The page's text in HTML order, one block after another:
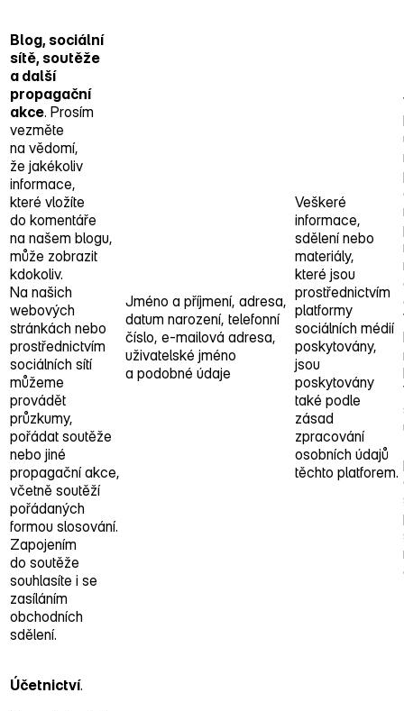
Blog, sociální
sítě, soutěže
a další
propagační
akce. Prosím
vezměte
na vědomí,
že jakékoliv
informace,
které vložíte
do komentáře
na našem blogu,
může zobrazit
kdokoliv.
Na našich
webových
stránkách nebo
prostřednictvím
sociálních sítí
můžeme
provádět
průzkumy,
pořádat soutěže
nebo jiné
propagační akce,
včetně soutěží
pořádaných
formou slosování.
Zapojením
do soutěže
souhlasíte i se
zasíláním
obchodních
sdělení.
Jméno a příjmení, adresa,
datum narození, telefonní
číslo, e‑mailová adresa,
uživatelské jméno
a podobné údaje
Veškeré
informace,
sdělení nebo
materiály,
které jsou
prostřednictvím
platformy
sociálních médií
poskytovány,
jsou
poskytovány
také podle
zásad
zpracování
osobních údajů
těchto platforem.
Účetnictví.